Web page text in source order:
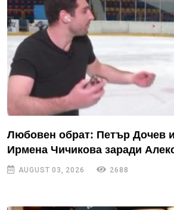
Любовен обрат: Петър Дочев
Ирмена Чичикова заради
AUGUST 03, 2026 2688